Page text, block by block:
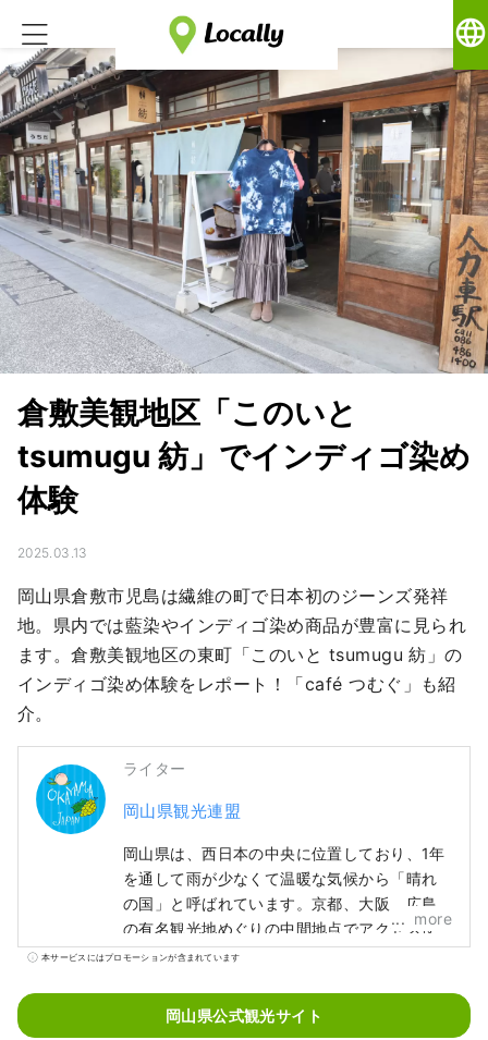
language
倉敷美観地区「このいと
tsumugu 紡」でインディゴ染め
体験
2025.03.13
岡山県倉敷市児島は繊維の町で日本初のジーンズ発祥
地。県内では藍染やインディゴ染め商品が豊富に見られ
ます。倉敷美観地区の東町「このいと tsumugu 紡」の
インディゴ染め体験をレポート！「café つむぐ」も紹
介。
ライター
岡山県観光連盟
岡山県は、西日本の中央に位置しており、1年
を通して雨が少なくて温暖な気候から「晴れ
の国」と呼ばれています。京都、大阪、広島
の有名観光地めぐりの中間地点でアクセス便
利！瀬戸大橋を経由して四国に渡る際の玄関
山」とも呼ばれ、瀬戸内の温暖な気候の中、
太陽を浴びたフルーツは、甘さ、香り、味と
more
本サービスにはプロモーションが含まれています
岡山県公式観光サイト